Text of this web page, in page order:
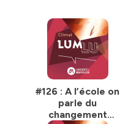
#126 : A l’école on
parle du
changement